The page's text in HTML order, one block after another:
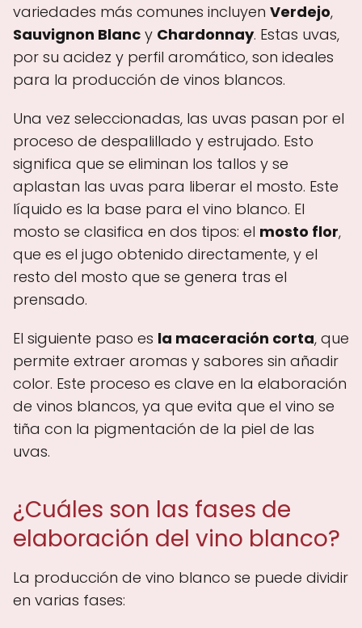
variedades más comunes incluyen Verdejo,
Sauvignon Blanc y Chardonnay. Estas uvas,
por su acidez y perfil aromático, son ideales
para la producción de vinos blancos.
Una vez seleccionadas, las uvas pasan por el
proceso de despalillado y estrujado. Esto
significa que se eliminan los tallos y se
aplastan las uvas para liberar el mosto. Este
líquido es la base para el vino blanco. El
mosto se clasifica en dos tipos: el mosto flor,
que es el jugo obtenido directamente, y el
resto del mosto que se genera tras el
prensado.
El siguiente paso es la maceración corta, que
permite extraer aromas y sabores sin añadir
color. Este proceso es clave en la elaboración
de vinos blancos, ya que evita que el vino se
tiña con la pigmentación de la piel de las
uvas.
¿Cuáles son las fases de
elaboración del vino blanco?
La producción de vino blanco se puede dividir
en varias fases: